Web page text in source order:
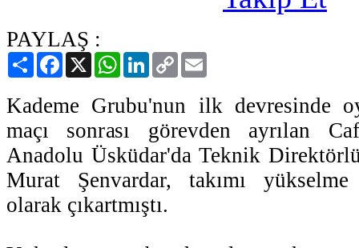
PAYLAŞ :
PaylaşFacebook
X WhatsAppLinkedIn
Copy
Link
Kademe Grubu'nun ilk devresinde
maçı sonrası görevden ayrılan
Anadolu Üsküdar'da Teknik
Murat Şenvardar, takımı
olarak çıkartmıştı.